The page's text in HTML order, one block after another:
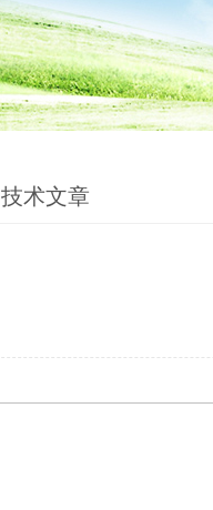
技术文章